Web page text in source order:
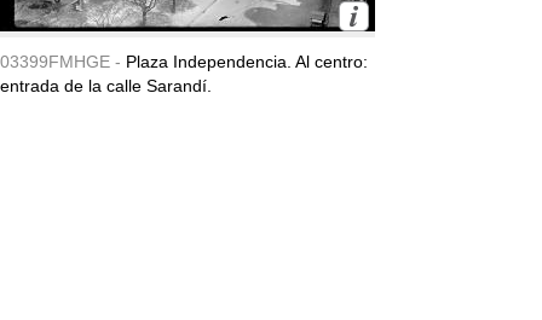
03399FMHGE - Plaza Independencia. Al centro:
entrada de la calle Sarandí.